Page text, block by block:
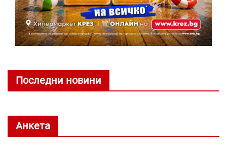
Последни новини
Анкета